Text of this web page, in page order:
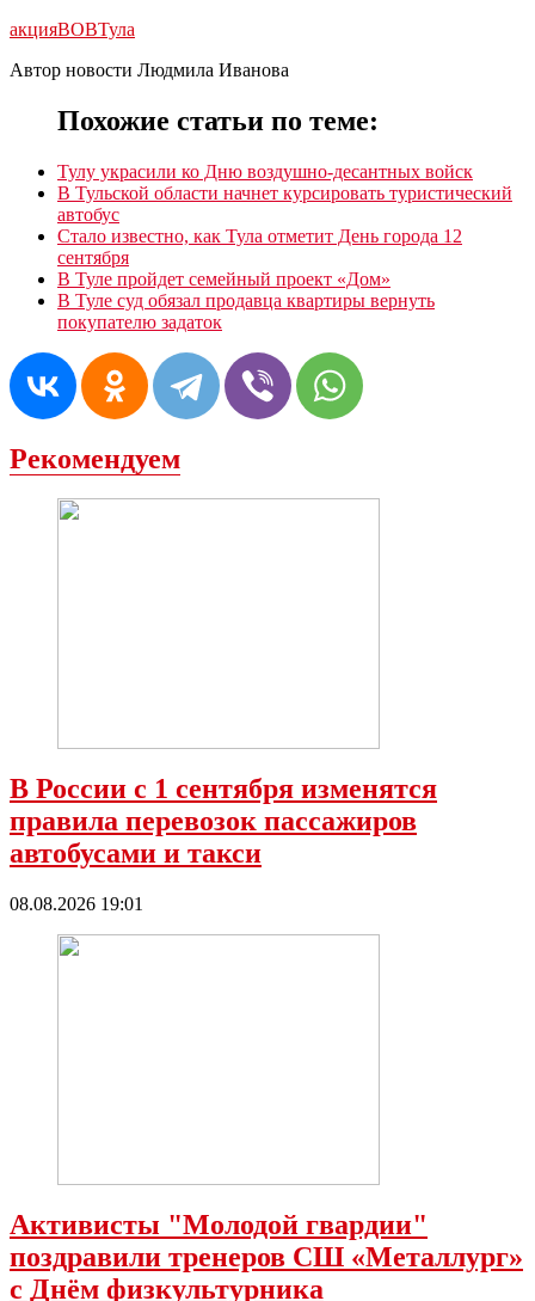
акцияВОВТула
Автор новости Людмила Иванова
Похожие статьи по теме:
Тулу украсили ко Дню воздушно-десантных войск
В Тульской области начнет курсировать туристический
автобус
Стало известно, как Тула отметит День города 12
сентября
В Туле пройдет семейный проект «Дом»
В Туле суд обязал продавца квартиры вернуть
покупателю задаток
Рекомендуем
В России с 1 сентября изменятся
правила перевозок пассажиров
автобусами и такси
08.08.2026 19:01
Активисты "Молодой гвардии"
поздравили тренеров СШ «Металлург»
с Днëм физкультурника